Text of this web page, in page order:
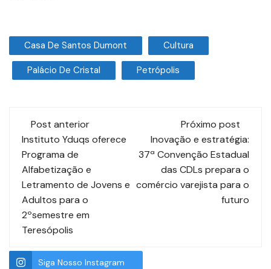
Casa De Santos Dumont Cultura
Palácio De Cristal Petrópolis
Post anterior
Instituto Yduqs oferece
Programa de
Alfabetização e
Letramento de Jovens e
Adultos para o
2ºsemestre em
Teresópolis
Próximo post
Inovação e estratégia:
37ª Convenção Estadual
das CDLs prepara o
comércio varejista para o
futuro
Siga Nosso Instagram